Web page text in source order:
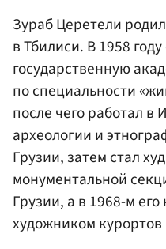
Зураб Церетели
в Тбилиси. В 1958
государственную
по специальности
после чего работал в
археологии и
Грузии, затем стал
монументальной
Грузии, а в 1968-м
художником курортов